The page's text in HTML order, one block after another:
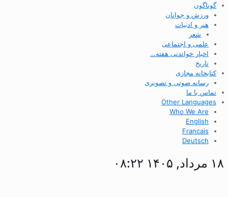
گوناگون
ورزش و جوانان
هنر و ادبیات
شعر
علمی و اجتماعی
اخبار خواندنی هفته…
تاریخ
کتابخانه مجازی
رسانه صوتی و تصویری
تماس با ما
Other Languages
Who We Are
English
Francais
Deutsch
۱۸ مرداد, ۱۴۰۵ ۰۸:۲۲